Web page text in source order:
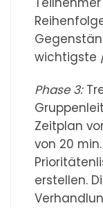
wichtigste
Phase 3:
Zeitplan
von 20
erstellen.